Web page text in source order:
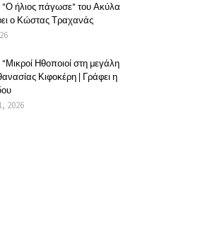
"Ο ήλιος πάγωσε" του Ακύλα
ο Κώστας Τραχανάς
"Μικροί Ηθοποιοί στη μεγάλη
Κιφοκέρη | Γράφει η
2026